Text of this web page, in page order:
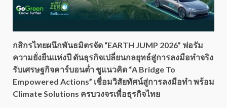
กสิกรไทยผนึกพันธมิตรจัด “EARTH JUMP 2026” ฟอรัม
ความยั่งยืนแห่งปี ดันธุรกิจเปลี่ยนกลยุทธ์สู่การลงมือทำจริง
รับเศรษฐกิจคาร์บอนต่ำ ชูแนวคิด “A Bridge To
Empowered Actions” เชื่อมวิสัยทัศน์สู่การลงมือทำ พร้อม
Climate Solutions ครบวงจรเพื่อธุรกิจไทย